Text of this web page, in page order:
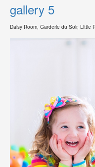
gallery 5
Daisy Room, Garderie du Soir, Little